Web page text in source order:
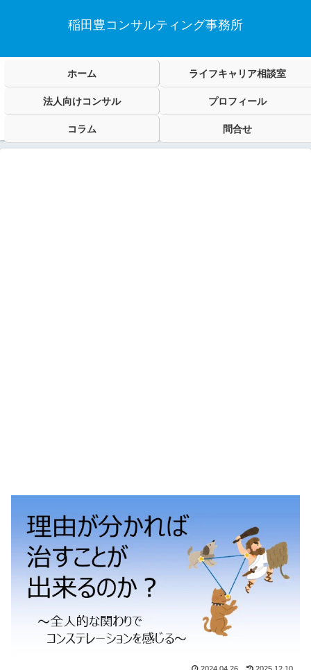
稲田豊コンサルティング事務所
ホーム ライフキャリア相談室
法人向けコンサル プロフィール
コラム 問合せ